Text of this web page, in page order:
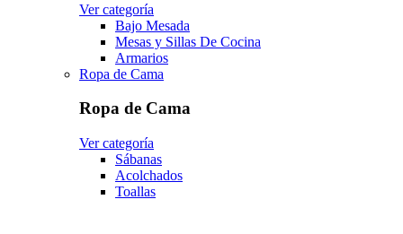
Ver categoría
Bajo Mesada
Mesas y Sillas De Cocina
Armarios
Ropa de Cama
Ropa de Cama
Ver categoría
Sábanas
Acolchados
Toallas